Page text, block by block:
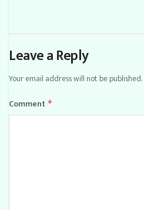
Leave a Reply
Your email address will not be published.
Comment *